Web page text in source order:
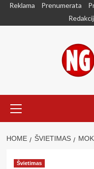
SkipReklama Prenumerata
Menu
HOME ŠVIETIMAS
Švietimas